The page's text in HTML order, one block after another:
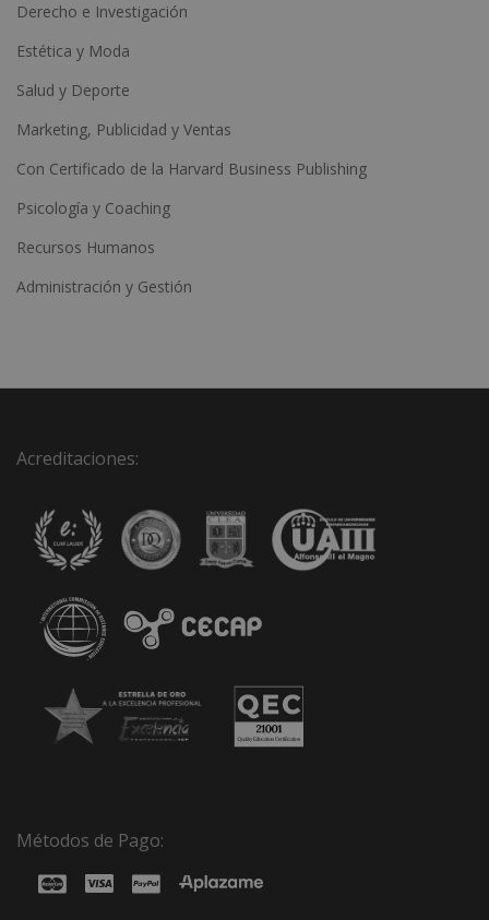
Derecho e Investigación
Estética y Moda
Salud y Deporte
Marketing, Publicidad y Ventas
Con Certificado de la Harvard Business Publishing
Psicología y Coaching
Recursos Humanos
Administración y Gestión
Acreditaciones:
Métodos de Pago: